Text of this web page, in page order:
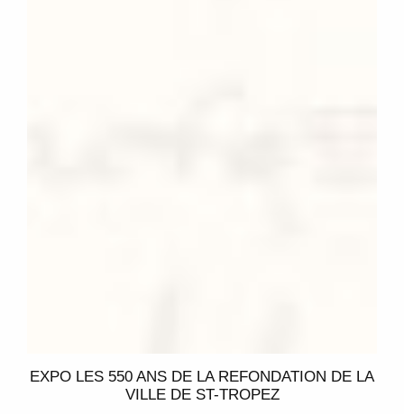
EXPO LES 550 ANS DE LA REFONDATION DE LA
VILLE DE ST-TROPEZ